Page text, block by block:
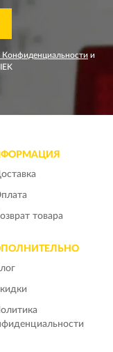
Конфиденциальности и
IEK
товара